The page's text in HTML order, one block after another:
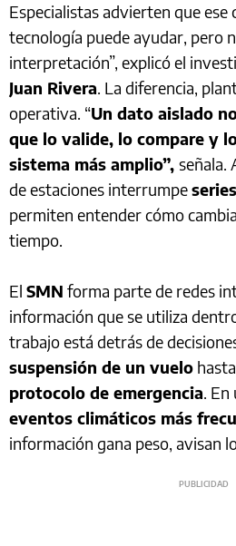
Especialistas advierten que ese
tecnología puede ayudar, pero
interpretación”, explicó el
Juan Rivera. La diferencia,
operativa. “Un dato aislado
que lo valide, lo compare y
sistema más amplio”, señala.
de estaciones interrumpe
permiten entender cómo
tiempo.
El SMN forma parte de redes
información que se utiliza
trabajo está detrás de
suspensión de un vuelo
protocolo de emergencia.
eventos climáticos más
información gana peso, avisan